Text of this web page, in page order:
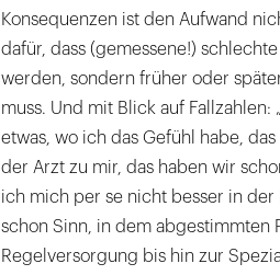
Konsequenzen ist den Aufwand
dafür, dass (gemessene!)
werden, sondern früher oder
muss. Und mit Blick auf
etwas, wo ich das Gefühl habe,
der Arzt zu mir, das haben wir
ich mich per se nicht besser in der
schon Sinn, in dem abgestimmten
Regelversorgung bis hin zur